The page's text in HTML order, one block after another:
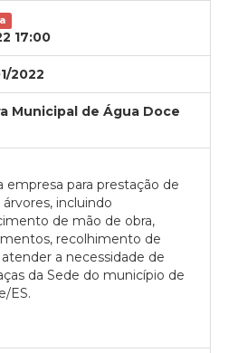
17:00
2022
Municipal de Água Doce
empresa para prestação de
incluindo
de mão de obra,
recolhimento de
a necessidade de
da Sede do município de
ES.